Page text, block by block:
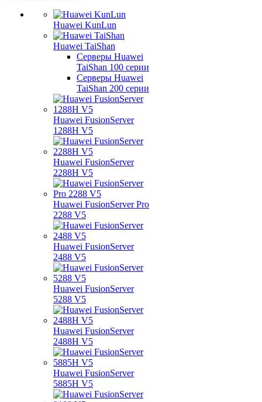
Huawei KunLun
Huawei TaiShan
Серверы Huawei
TaiShan 100 серии
Серверы Huawei
TaiShan 200 серии
Huawei FusionServer
1288H V5
Huawei FusionServer
2288H V5
Huawei FusionServer Pro
2288 V5
Huawei FusionServer
2488 V5
Huawei FusionServer
5288 V5
Huawei FusionServer
2488H V5
Huawei FusionServer
5885H V5